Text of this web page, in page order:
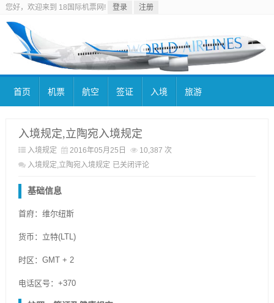
您好，欢迎来到 18国际机票网! 登录 注册
首页 机票 航空 签证 入境 旅游
入境规定,立陶宛入境规定
入境规定 2016年05月25日
10,387 次
入境规定,立陶宛入境规定 已关闭评论
基础信息
首府：维尔纽斯
货币：立特(LTL)
时区：GMT + 2
电话区号：+370